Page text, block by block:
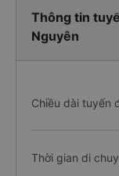
Thông tin
Nguyên
Chiều dài tuyến
Thời gian di